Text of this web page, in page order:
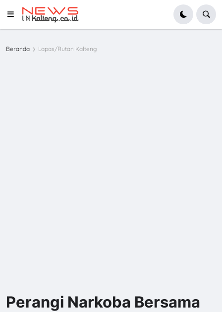
Beranda Lapas/Rutan Kalteng
Perangi Narkoba Bersama